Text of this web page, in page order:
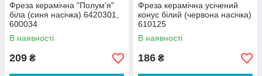
Фреза керамічна "Полум'я"
біла (синя насічка) 6420301,
600034
В наявності
209 ₴
Фреза керамічна усічений
конус білий (червона насічка)
610125
В наявності
186 ₴